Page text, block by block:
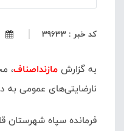
کد خبر : 39633
به گزارش مازنداصناف،
نارضایتی‌های عمومی به